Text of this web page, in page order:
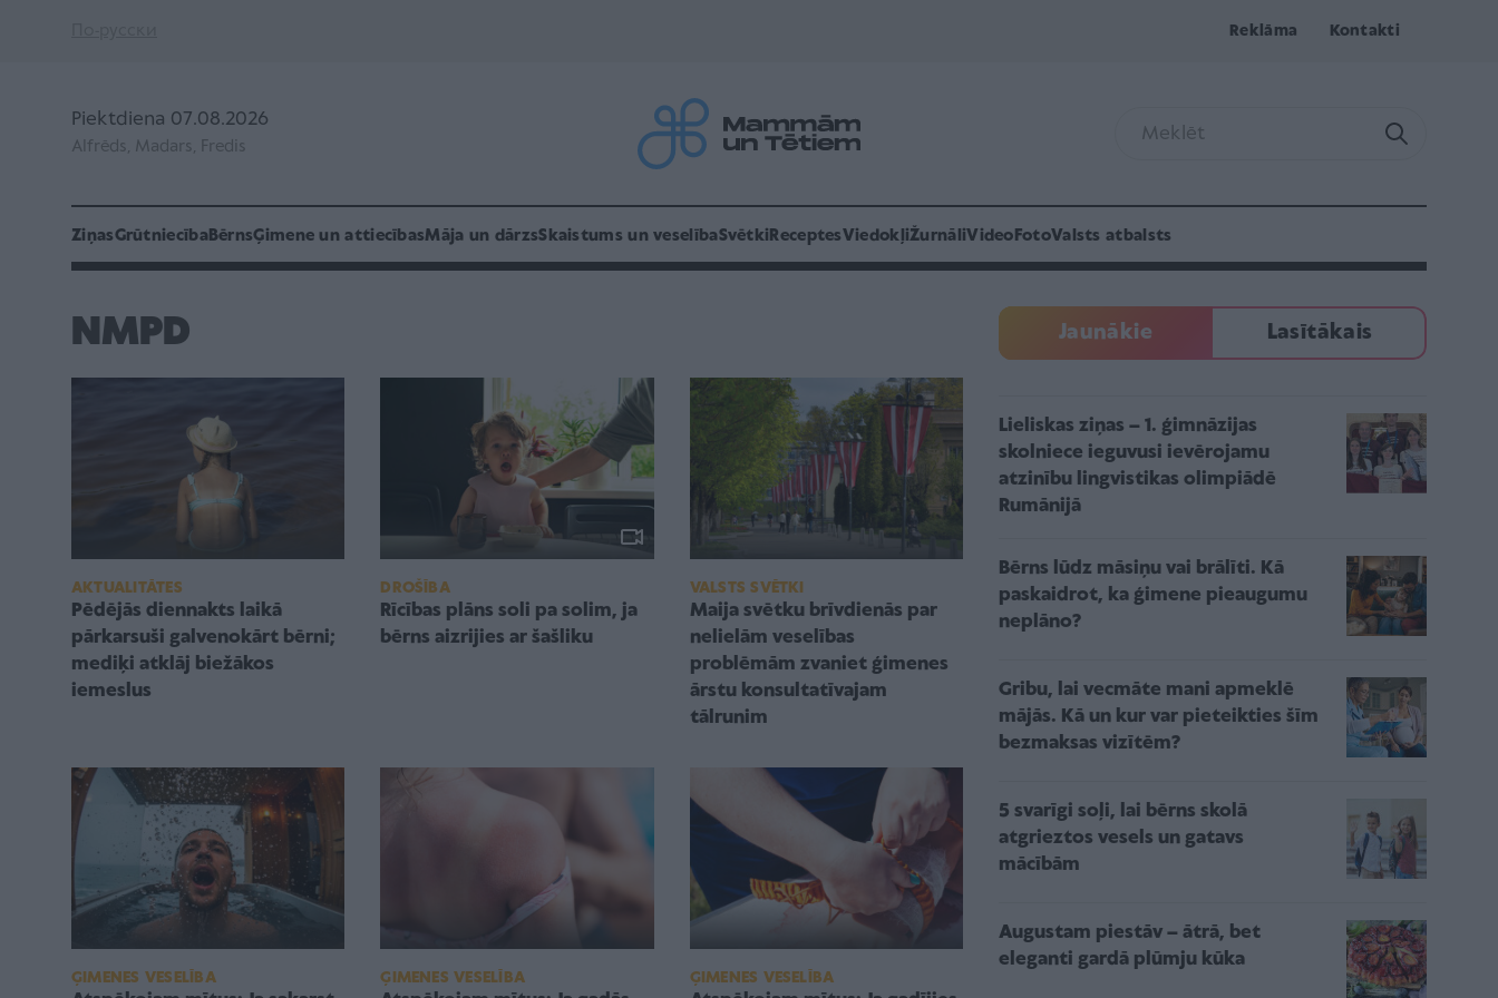
Reklāma Kontakti
Piektdiena 07.08.2026
Alfrēds, Madars, Fredis
ZiņasGrūtniecībaBērnsĢimene un attiecībasMāja un dārzsSkaistums un veselībaSvētki ReceptesViedokļiŽurnāliVideo FotoValsts atbalsts
NMPD
AKTUALITĀTES
Pēdējās diennakts laikā
pārkarsuši galvenokārt bērni;
mediķi atklāj biežākos
iemeslus
DROŠĪBA
Rīcības plāns soli pa solim, ja
bērns aizrijies ar šašliku
VALSTS SVĒTKI
Maija svētku brīvdienās par
nelielām veselības
problēmām zvaniet ģimenes
ārstu konsultatīvajam
tālrunim
ĢIMENES VESELĪBA ĢIMENES VESELĪBA ĢIMENES VESELĪBA
Jaunākie Lasītākais
Lieliskas ziņas – 1. ģimnāzijas
skolniece ieguvusi ievērojamu
atzinību lingvistikas olimpiādē
Rumānijā
Bērns lūdz māsiņu vai brālīti. Kā
paskaidrot, ka ģimene pieaugumu
neplāno?
Gribu, lai vecmāte mani apmeklē
mājās. Kā un kur var pieteikties šīm
bezmaksas vizītēm?
5 svarīgi soļi, lai bērns skolā
atgrieztos vesels un gatavs
mācībām
Augustam piestāv – ātrā, bet
eleganti gardā plūmju kūka